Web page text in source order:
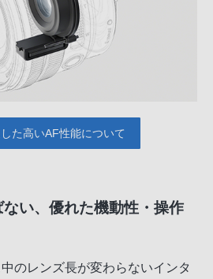
た高いAF性能について
い、優れた機動性・操作
のレンズ長が変わらないインタ